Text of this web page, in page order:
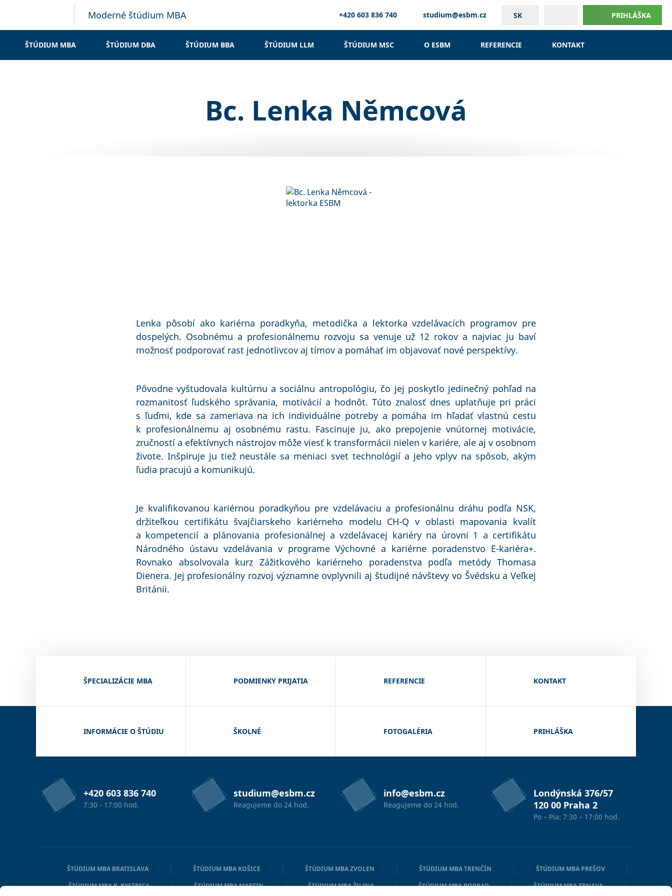
Moderné štúdium MBA SK PRIHLÁŠKA
+420 603 836 740 studium@esbm.cz
ŠTÚDIUM MBA ŠTÚDIUM DBA ŠTÚDIUM BBA ŠTÚDIUM LLM ŠTÚDIUM MSC O ESBM REFERENCIE KONTAKT
Bc. Lenka Němcová
Lenka pôsobí ako kariérna poradkyňa, metodička a lektorka vzdelávacích programov pre
dospelých. Osobnému a profesionálnemu rozvoju sa venuje už 12 rokov a najviac ju baví
možnosť podporovať rast jednotlivcov aj tímov a pomáhať im objavovať nové perspektívy.
Pôvodne vyštudovala kultúrnu a sociálnu antropológiu, čo jej poskytlo jedinečný pohľad na
rozmanitosť ľudského správania, motivácií a hodnôt. Túto znalosť dnes uplatňuje pri práci
s ľuďmi, kde sa zameriava na ich individuálne potreby a pomáha im hľadať vlastnú cestu
k profesionálnemu aj osobnému rastu. Fascinuje ju, ako prepojenie vnútornej motivácie,
zručností a efektívnych nástrojov môže viesť k transformácii nielen v kariére, ale aj v osobnom
živote. Inšpiruje ju tiež neustále sa meniaci svet technológií a jeho vplyv na spôsob, akým
ľudia pracujú a komunikujú.
Je kvalifikovanou kariérnou poradkyňou pre vzdelávaciu a profesionálnu dráhu podľa NSK,
držiteľkou certifikátu švajčiarskeho kariérneho modelu CH-Q v oblasti mapovania kvalít
a kompetencií a plánovania profesionálnej a vzdelávacej kariéry na úrovni 1 a certifikátu
Národného ústavu vzdelávania v programe Výchovné a kariérne poradenstvo E-kariéra+.
Rovnako absolvovala kurz Zážitkového kariérneho poradenstva podľa metódy Thomasa
Dienera. Jej profesionálny rozvoj významne ovplyvnili aj študijné návštevy vo Švédsku a Veľkej
Británii.
ŠPECIALIZÁCIE MBA PODMIENKY PRIJATIA REFERENCIE KONTAKT
INFORMÁCIE O ŠTÚDIU ŠKOLNÉ FOTOGALÉRIA PRIHLÁŠKA
+420 603 836 740
7:30 - 17:00 hod.
studium@esbm.cz
Reagujeme do 24 hod.
info@esbm.cz
Reagujeme do 24 hod.
Londýnská 376/57
120 00 Praha 2
Po – Pia: 7:30 – 17:00 hod.
ŠTÚDIUM MBA BRATISLAVA ŠTÚDIUM MBA KOŠICE ŠTÚDIUM MBA ZVOLEN ŠTÚDIUM MBA TRENČÍN
ŠTÚDIUM MBA PREŠOV
ŠTÚDIUM MBA B. BYSTRICA
ŠTÚDIUM MBA MARTIN ŠTÚDIUM MBA ŽILINA ŠTÚDIUM MBA POPRAD ŠTÚDIUM MBA TRNAVA